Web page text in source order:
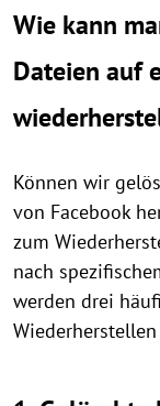
Wie kann
Dateien auf
Können wir
von Facebook
zum
nach
werden drei